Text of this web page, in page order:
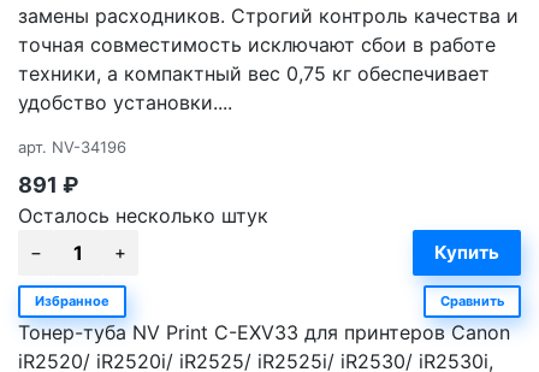
замены расходников. Строгий контроль качества и
точная совместимость исключают сбои в работе
техники, а компактный вес 0,75 кг обеспечивает
удобство установки....
арт. NV-34196
891 ₽
Осталось несколько штук
Избранное Сравнить
Тонер-туба NV Print C-EXV33 для принтеров Canon
iR2520/ iR2520i/ iR2525/ iR2525i/ iR2530/ iR2530i,